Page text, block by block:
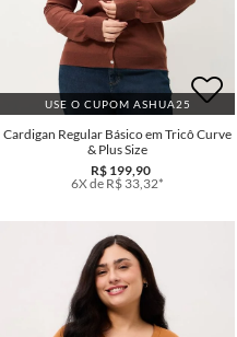
USE O CUPOM ASHUA25
Cardigan Regular Básico em Tricô Curve
& Plus Size
R$ 199,90
6X de R$ 33,32*